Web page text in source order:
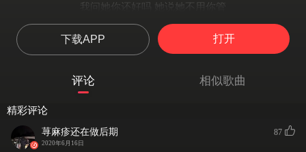
我问她你还好吗 她说她不用你管
用最诚恳的语气感谢我曾经付出
最冷漠的眼神感谢我现在退出
她是最神圣的女人是最闪亮的梦
我把最感伤的言语写好然后装入了信封
我多么爱她她却爱上红色的花
下载APP 打开
评论 相似歌曲
精彩评论
荨麻疹还在做后期
2020年6月16日
87